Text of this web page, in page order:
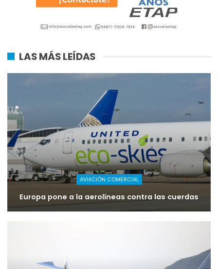
LAS MÁS LEÍDAS
AVIACIÓN COMERCIAL
Europa pone a la aerolíneas contra las cuerdas